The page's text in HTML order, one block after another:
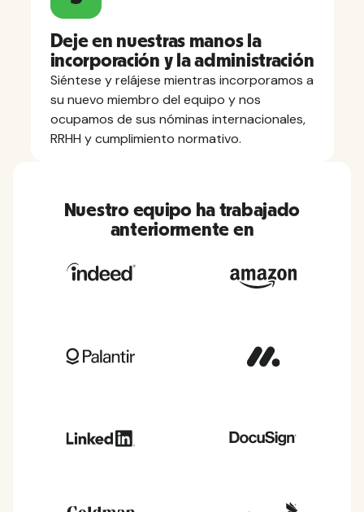
Deje en nuestras manos la
incorporación y la administración
Siéntese y relájese mientras incorporamos a
su nuevo miembro del equipo y nos
ocupamos de sus nóminas internacionales,
RRHH y cumplimiento normativo.
Nuestro equipo ha trabajado
anteriormente en